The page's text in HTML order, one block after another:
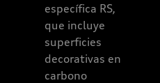
específica RS,
que incluye
superficies
decorativas en
carbono